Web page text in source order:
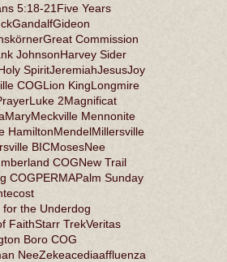
5:18-21 Five Years
GandalfGideon
Great Commission
JohnsonHarvey Sider
SpiritJeremiahJesusJoy
COGLion KingLongmire
Luke 2Magnificat
MaryMeckville Mennonite
HamiltonMendelMillersville
BICMosesNee
COGNew Trail
COGPERMAPalm Sunday
for the Underdog
FaithStarr TrekVeritas
Boro COG
NeeZekeacediaaffluenza